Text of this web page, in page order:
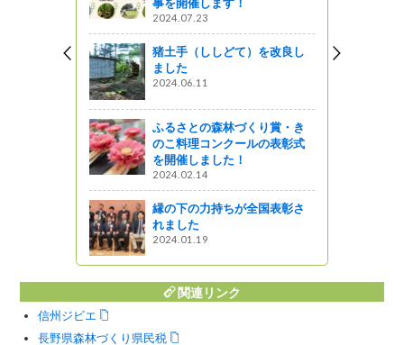
2024.07.23
猪土手（ししどて）を改良し
ました
2024.06.11
ふるさとの森林づくり賞・き
のこ料理コンクールの表彰式
を開催しました！
2024.02.14
縁の下の力持ちが全国表彰さ
れました
2024.01.19
関連リンク
信州ジビエ
長野県森林づくり県民税